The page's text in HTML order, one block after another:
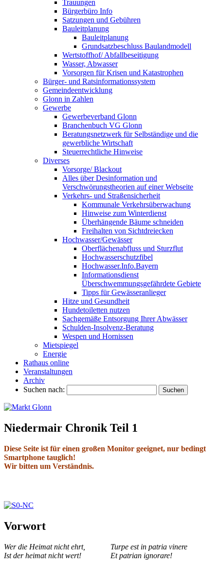
Trauungen
Bürgerbüro Info
Satzungen und Gebühren
Bauleitplanung
Bauleitplanung
Grundsatzbeschluss Baulandmodell
Wertstoffhof/ Abfallbeseitigung
Wasser, Abwasser
Vorsorgen für Krisen und Katastrophen
Bürger- und Ratsinformationssystem
Gemeindeentwicklung
Glonn in Zahlen
Gewerbe
Gewerbeverband Glonn
Branchenbuch VG Glonn
Beratungsnetzwerk für Selbständige und die
gewerbliche Wirtschaft
Steuerrechtliche Hinweise
Diverses
Vorsorge/ Blackout
Alles über Desinformation und
Verschwörungstheorien auf einer Webseite
Verkehrs- und Straßensicherheit
Kommunale Verkehrsüberwachung
Hinweise zum Winterdienst
Überhängende Bäume schneiden
Freihalten von Sichtdreiecken
Hochwasser/Gewässer
Oberflächenabfluss und Sturzflut
Hochwasserschutzfibel
Hochwasser.Info.Bayern
Informationsdienst
Überschwemmungsgefährdete Gebiete
Tipps für Gewässeranlieger
Hitze und Gesundheit
Hundetoiletten nutzen
Sachgemäße Entsorgung Ihrer Abwässer
Schulden-Insolvenz-Beratung
Wespen und Hornissen
Mietspiegel
Energie
Rathaus online
Veranstaltungen
Archiv
Suchen nach:
Niedermair Chronik Teil 1
Diese Seite ist für einen großen Monitor geeignet, nur bedingt
Smartphone tauglich!
Wir bitten um Verständnis.
Vorwort
Wer die Heimat nicht ehrt, Turpe est in patria vinere
Ist der heimat nicht wert! Et patrian ignorare!